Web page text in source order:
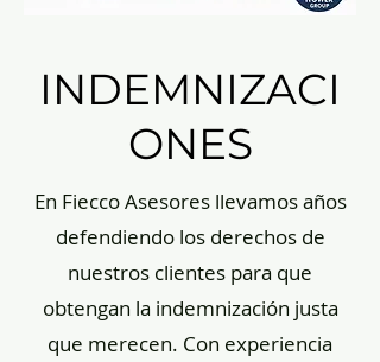
INDEMNIZACI
ONES
En Fiecco Asesores llevamos años
defendiendo los derechos de
nuestros clientes para que
obtengan la indemnización justa
que merecen. Con experiencia